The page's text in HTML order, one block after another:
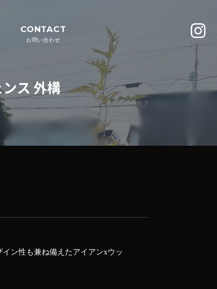
CONTACT
お問い合わせ
ス 外構
ン性も兼ね備えたアイアンxウッ